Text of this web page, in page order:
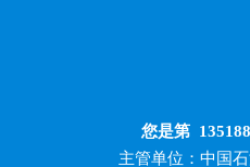
您是第
主管单位：中国